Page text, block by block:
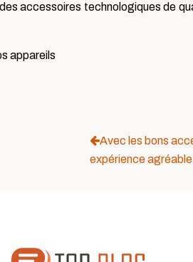
accessoires technologiques de
appareils
Avec les bons
expérience agréable